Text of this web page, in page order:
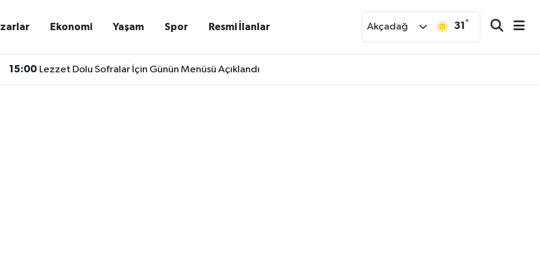
Ekonomi Yaşam Spor Resmi İlanlar Akçadağ 31 °
15:00 Lezzet Dolu Sofralar İçin Günün Menüsü Açıklandı